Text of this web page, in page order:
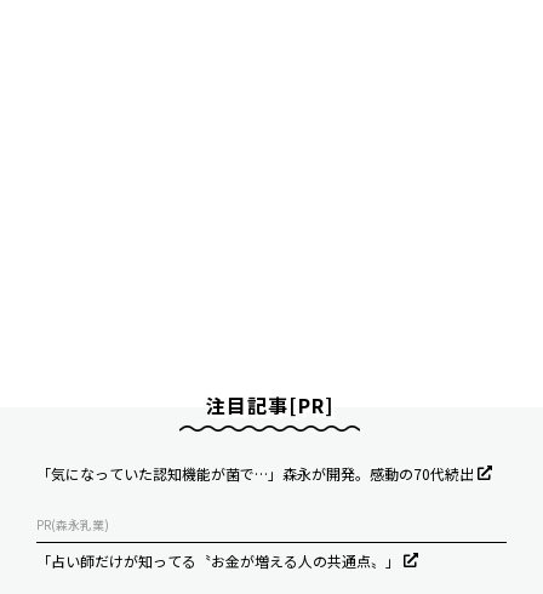
注目記事[PR]
「気になっていた認知機能が菌で…」森永が開発。感動の70代続出
PR(森永乳業)
「占い師だけが知ってる〝お金が増える人の共通点〟」